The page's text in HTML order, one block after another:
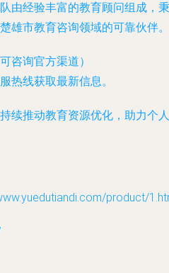
由经验丰富的教育顾问组成，秉
雄市教育咨询领域的可靠伙伴。
咨询官方渠道）
热线获取最新信息。
续推动教育资源优化，助力个人
product/